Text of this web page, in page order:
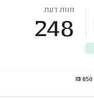
חוות דעת
248
₪